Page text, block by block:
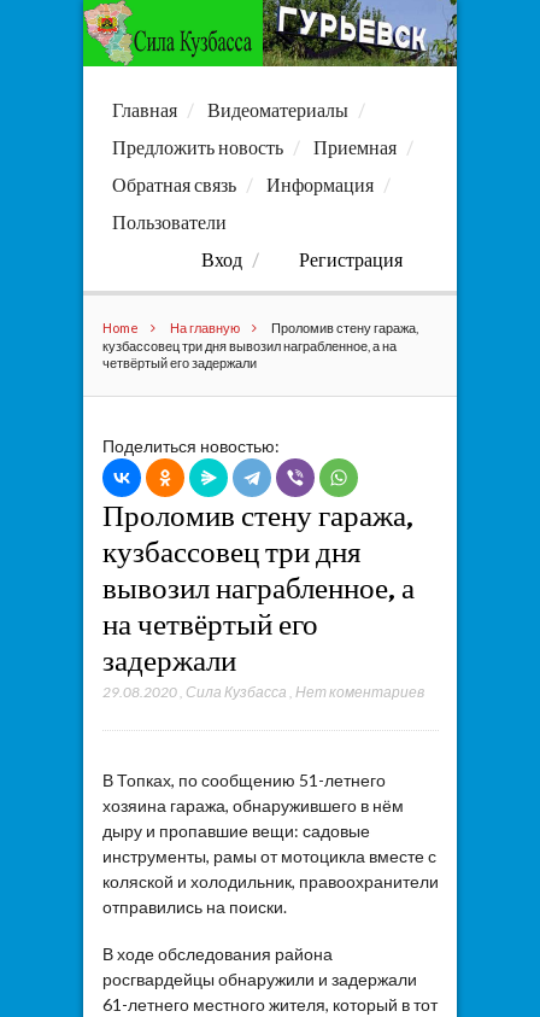
Главная
Видеоматериалы
Предложить новость
Приемная
Обратная связь
Информация
Пользователи
Вход
Регистрация
Home На главную
Проломив стену гаража,
кузбассовец три дня вывозил награбленное, а на
четвёртый его задержали
Поделиться новостью:
Проломив стену гаража,
кузбассовец три дня
вывозил награбленное, а
на четвёртый его
задержали
29.08.2020, Сила Кузбасса Нет коментариев
В Топках, по сообщению 51-летнего
хозяина гаража, обнаружившего в нём
дыру и пропавшие вещи: садовые
инструменты, рамы от мотоцикла вместе с
коляской и холодильник, правоохранители
отправились на поиски.
В ходе обследования района
росгвардейцы обнаружили и задержали
61-летнего местного жителя, который в тот